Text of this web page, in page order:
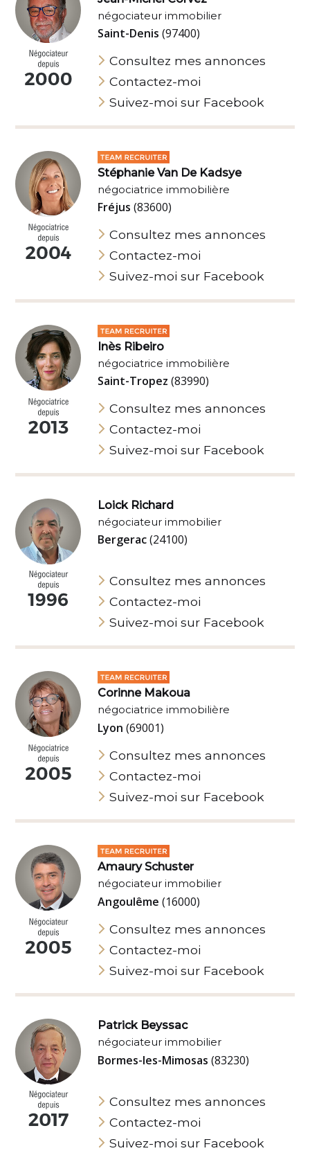
négociateur immobilier
Saint-Denis(97400)
Consultez mes annonces
Contactez-moi
Suivez-moi sur Facebook
Stéphanie Van De Kadsye
négociatrice immobilière
Fréjus(83600)
Consultez mes annonces
Contactez-moi
Suivez-moi sur Facebook
Inès Ribeiro
négociatrice immobilière
Saint-Tropez(83990)
Consultez mes annonces
Contactez-moi
Suivez-moi sur Facebook
Loick Richard
négociateur immobilier
Bergerac(24100)
Consultez mes annonces
Contactez-moi
Suivez-moi sur Facebook
Corinne Makoua
négociatrice immobilière
Lyon(69001)
Consultez mes annonces
Contactez-moi
Suivez-moi sur Facebook
Amaury Schuster
négociateur immobilier
Angoulême(16000)
Consultez mes annonces
Contactez-moi
Suivez-moi sur Facebook
Patrick Beyssac
négociateur immobilier
Bormes-les-Mimosas(83230)
Consultez mes annonces
Contactez-moi
Suivez-moi sur Facebook